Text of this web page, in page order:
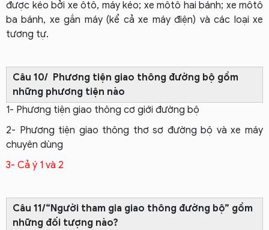
được kéo bởi xe ôtô, máy kéo; xe môtô hai bánh; xe môtô
ba bánh, xe gắn máy (kể cả xe máy điện) và các loại xe
tương tự.
Câu 10/ Phương tiện giao thông đường bộ gồm
những phương tiện nào
1- Phương tiện giao thông cơ giới đường bộ
2- Phương tiện giao thông thơ sơ đường bộ và xe máy
chuyên dùng
3- Cả ý 1 và 2
Câu 11/“Người tham gia giao thông đường bộ” gồm
những đối tượng nào?